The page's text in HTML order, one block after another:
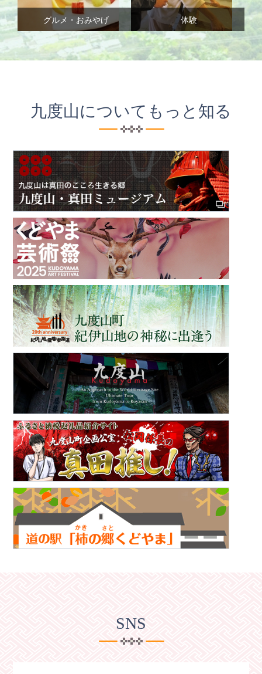
グルメ・おみやげ 体験
九度山についてもっと知る
九度山・真田ミュージアム
くどやま芸術祭
世界遺産「紀伊山地の霊場と参詣道」登録20周年！
Kudoyama Ultimate Tour
九度山町返礼品紹介サイト
柿の郷くどやま
SNS